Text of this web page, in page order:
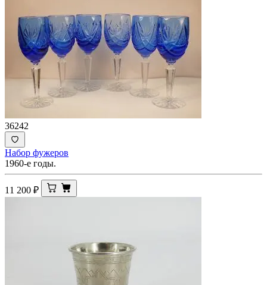
36242
Набор фужеров
1960-е годы.
11 200 ₽